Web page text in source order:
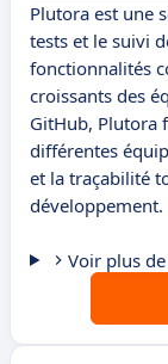
Plutora est une
tests et le suivi
fonctionnalités
croissants des
GitHub, Plutora
différentes
et la traçabilité
développement.
Voir plus